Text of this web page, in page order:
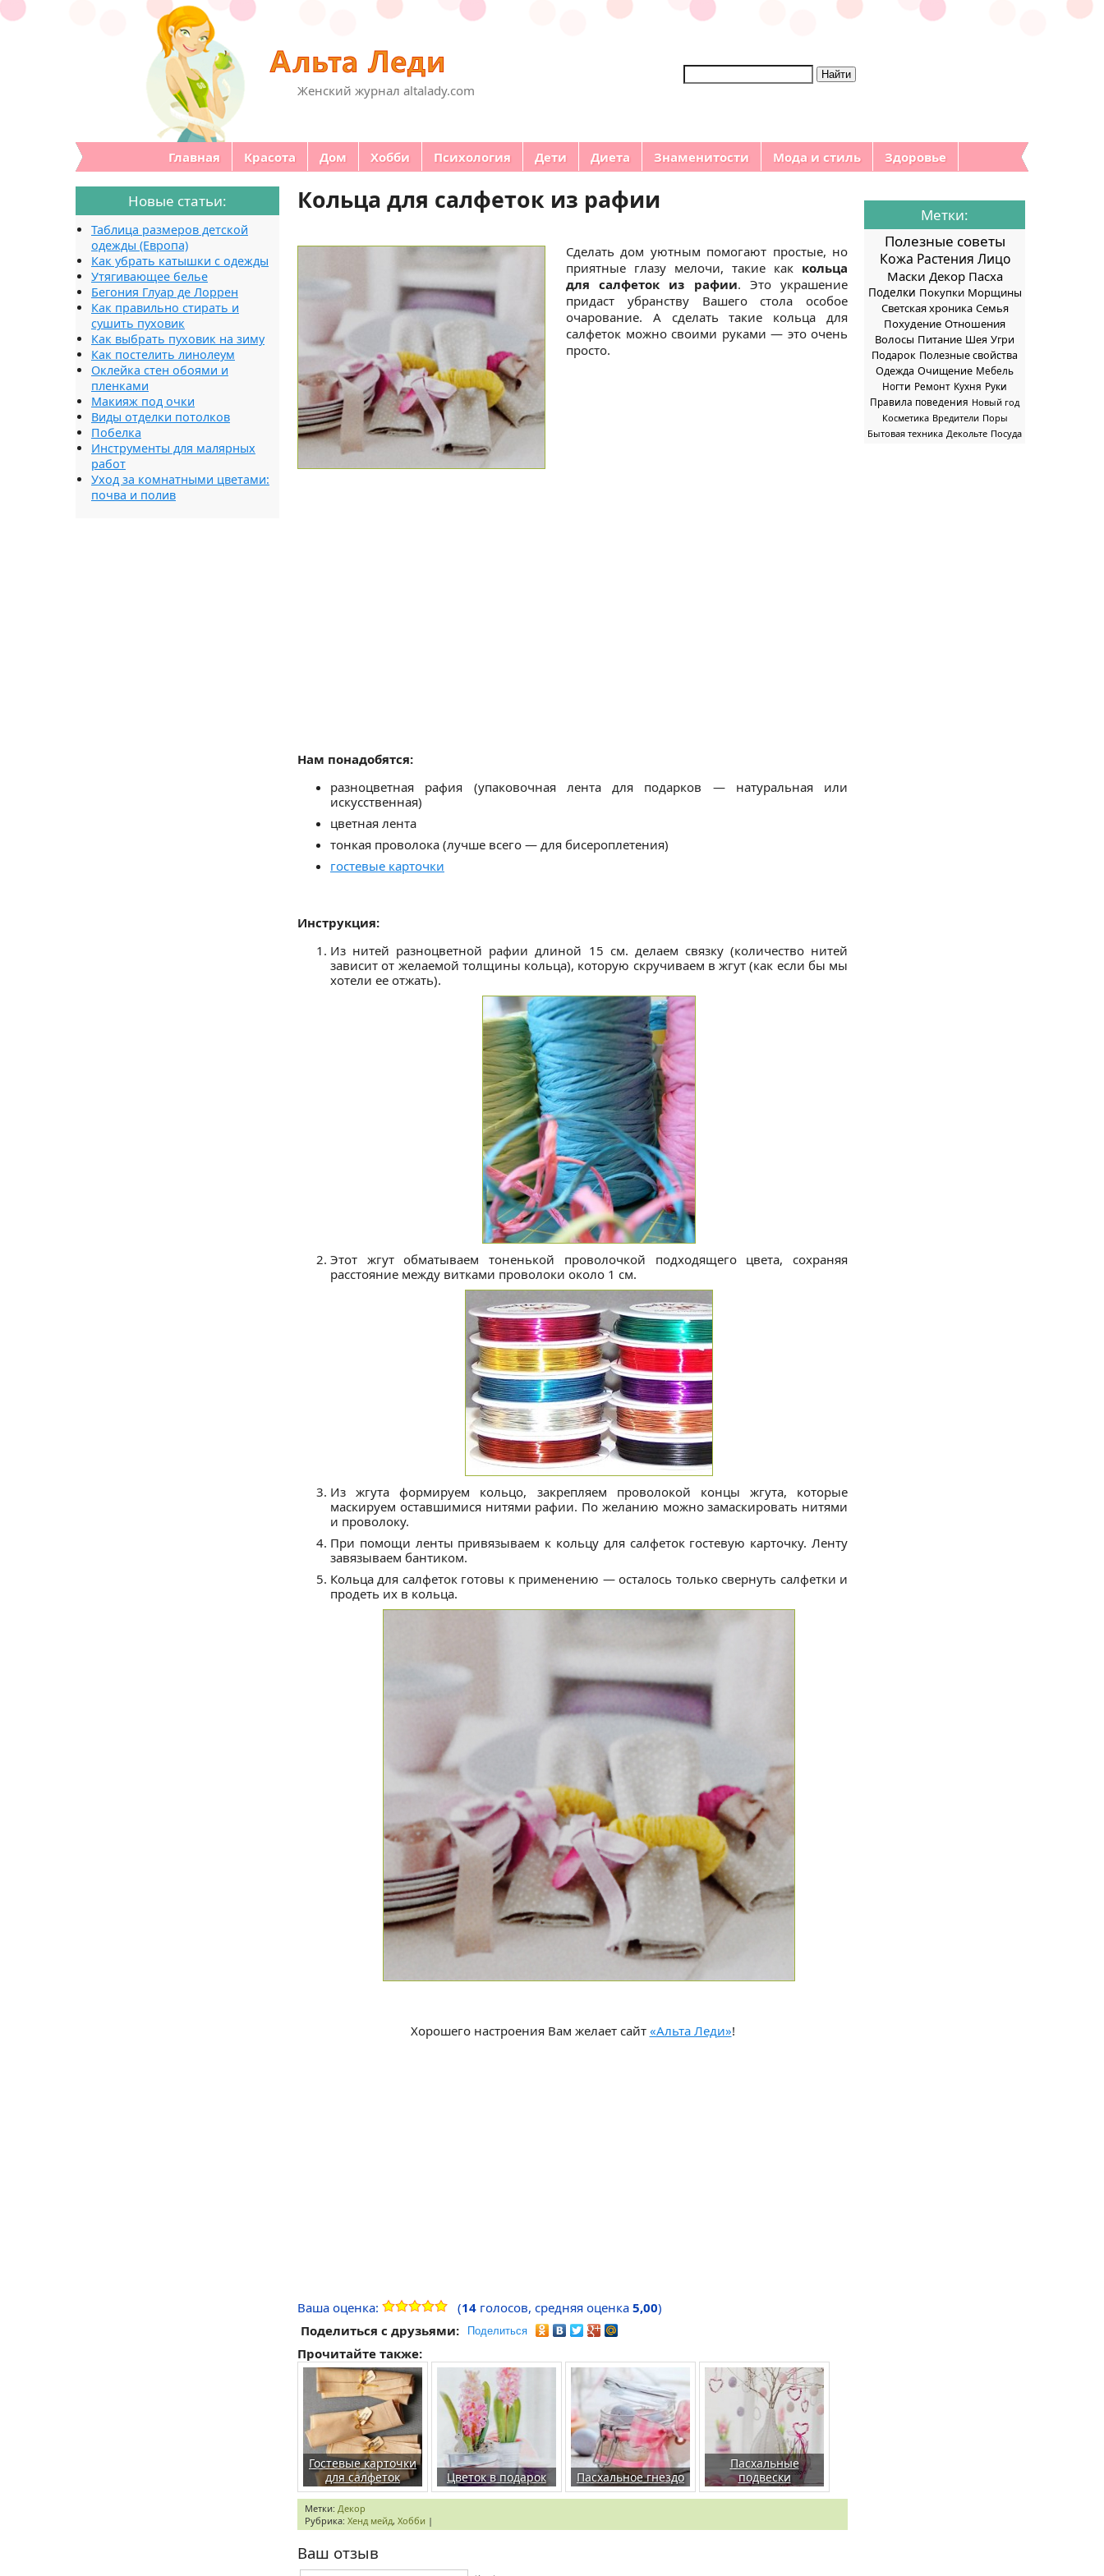
Женский журнал altalady.com
Главная Красота Дом Хобби Психология Дети Диета Знаменитости Мода и стиль Здоровье
Кольца для салфеток из рафии
Сделать дом уютным помогают простые, но
приятные глазу мелочи, такие как кольца
для салфеток из рафии. Это украшение
придаст убранству Вашего стола особое
очарование. А сделать такие кольца для
салфеток можно своими руками — это очень
просто.
Нам понадобятся:
разноцветная рафия (упаковочная лента для подарков — натуральная или
искусственная)
цветная лента
тонкая проволока (лучше всего — для бисероплетения)
гостевые карточки
Инструкция:
Из нитей разноцветной рафии длиной 15 см. делаем связку (количество нитей
зависит от желаемой толщины кольца), которую скручиваем в жгут (как если бы мы
хотели ее отжать).
Этот жгут обматываем тоненькой проволочкой подходящего цвета, сохраняя
расстояние между витками проволоки около 1 см.
Из жгута формируем кольцо, закрепляем проволокой концы жгута, которые
маскируем оставшимися нитями рафии. По желанию можно замаскировать нитями
и проволоку.
При помощи ленты привязываем к кольцу для салфеток гостевую карточку. Ленту
завязываем бантиком.
Кольца для салфеток готовы к применению — осталось только свернуть салфетки и
продеть их в кольца.
Хорошего настроения Вам желает сайт «Альта Леди»!
Ваша оценка: (14 голосов, средняя оценка 5,00)
Поделиться с друзьями:
Поделиться
Прочитайте также:
Гостевые карточки
для салфеток
Цветок в подарок Пасхальное гнездо
Пасхальные
подвески
Метки: Декор
Рубрика: Хенд мейд, Хобби |
Ваш отзыв
Новые статьи:
Таблица размеров детской
одежды (Европа)
Как убрать катышки с одежды
Утягивающее белье
Бегония Глуар де Лоррен
Как правильно стирать и
сушить пуховик
Как выбрать пуховик на зиму
Как постелить линолеум
Оклейка стен обоями и
пленками
Макияж под очки
Виды отделки потолков
Побелка
Инструменты для малярных
работ
Уход за комнатными цветами:
почва и полив
Метки:
Полезные советы
Кожа Растения Лицо
Маски Декор Пасха
Поделки Покупки Морщины
Светская хроника Семья
Похудение Отношения
Волосы Питание Шея Угри
Подарок Полезные свойства
Одежда Очищение Мебель
Ногти Ремонт Кухня Руки
Правила поведения Новый год
Косметика Вредители Поры
Бытовая техника Декольте Посуда